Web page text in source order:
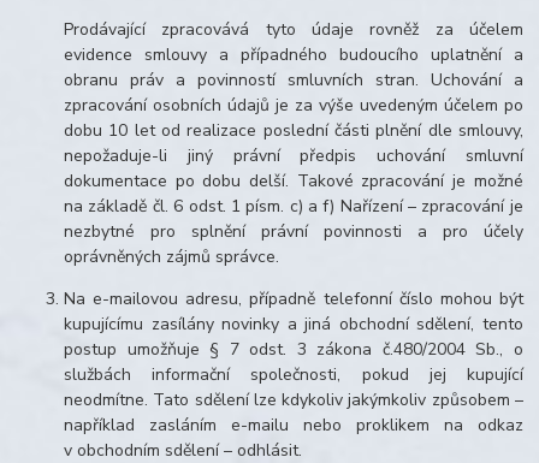
Prodávající zpracovává tyto údaje rovněž za účelem
evidence smlouvy a případného budoucího uplatnění a
obranu práv a povinností smluvních stran. Uchování a
zpracování osobních údajů je za výše uvedeným účelem po
dobu 10 let od realizace poslední části plnění dle smlouvy,
nepožaduje-li jiný právní předpis uchování smluvní
dokumentace po dobu delší. Takové zpracování je možné
na základě čl. 6 odst. 1 písm. c) a f) Nařízení – zpracování je
nezbytné pro splnění právní povinnosti a pro účely
oprávněných zájmů správce.
Na e-mailovou adresu, případně telefonní číslo mohou být
kupujícímu zasílány novinky a jiná obchodní sdělení, tento
postup umožňuje § 7 odst. 3 zákona č.480/2004 Sb., o
službách informační společnosti, pokud jej kupující
neodmítne. Tato sdělení lze kdykoliv jakýmkoliv způsobem –
například zasláním e-mailu nebo proklikem na odkaz
v obchodním sdělení – odhlásit.